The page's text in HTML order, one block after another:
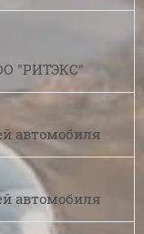
"РИТЭКС"
автомобиля
автомобиля